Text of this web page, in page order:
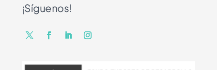
¡Síguenos!